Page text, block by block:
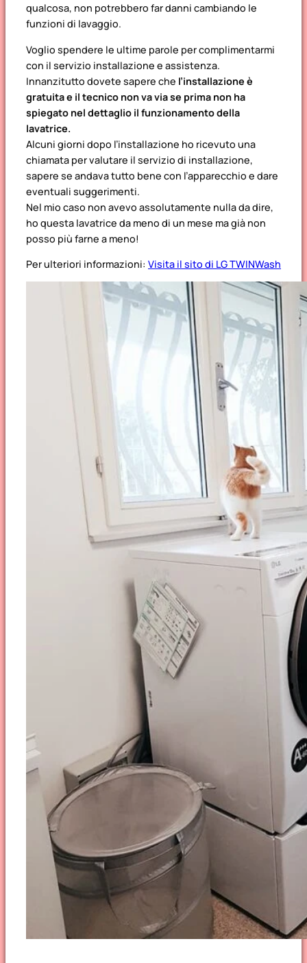
qualcosa, non potrebbero far danni cambiando le
funzioni di lavaggio.
Voglio spendere le ultime parole per complimentarmi
con il servizio installazione e assistenza.
Innanzitutto dovete sapere che l’installazione è
gratuita e il tecnico non va via se prima non ha
spiegato nel dettaglio il funzionamento della
lavatrice.
Alcuni giorni dopo l’installazione ho ricevuto una
chiamata per valutare il servizio di installazione,
sapere se andava tutto bene con l’apparecchio e dare
eventuali suggerimenti.
Nel mio caso non avevo assolutamente nulla da dire,
ho questa lavatrice da meno di un mese ma già non
posso più farne a meno!
Per ulteriori informazioni: Visita il sito di LG TWINWash